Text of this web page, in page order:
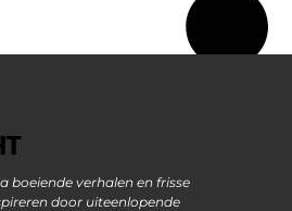
boeiende verhalen en frisse
door uiteenlopende